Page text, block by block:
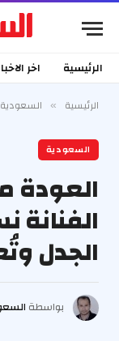
الرئيسية اخر
الرئيسية » السعودية
السعودية
العودة
الفنانة
الجدل
بواسطة